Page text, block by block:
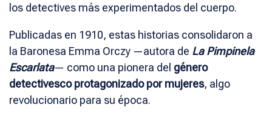
los detectives más experimentados del cuerpo.
Publicadas en 1910, estas historias consolidaron a
la Baronesa Emma Orczy —autora de La Pimpinela
Escarlata— como una pionera del género
detectivesco protagonizado por mujeres, algo
revolucionario para su época.